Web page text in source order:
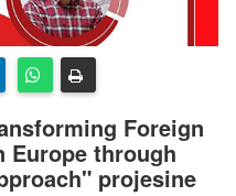
Foreign
Europe through
projesine